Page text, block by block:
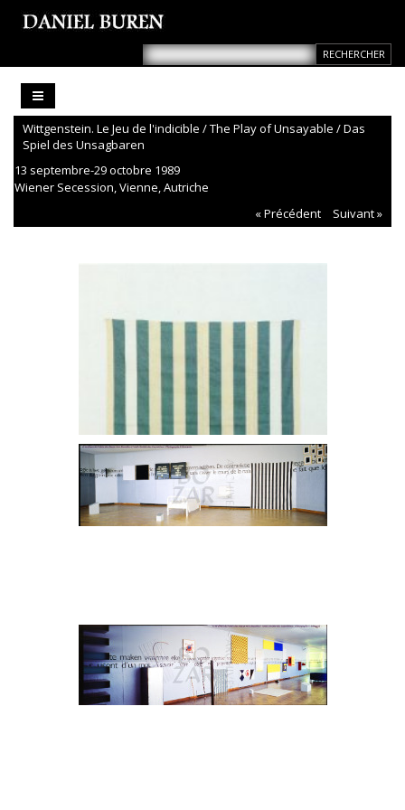
Wittgenstein. Le Jeu de l'indicible / The Play of Unsayable / Das
Spiel des Unsagbaren
13 septembre-29 octobre 1989
Wiener Secession, Vienne, Autriche
« Précédent
Suivant »